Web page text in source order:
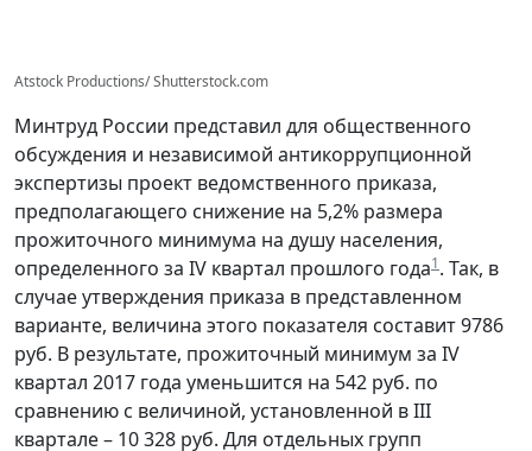
Atstock Productions/ Shutterstock.com
Минтруд России представил для общественного
обсуждения и независимой антикоррупционной
экспертизы проект ведомственного приказа,
предполагающего снижение на 5,2% размера
прожиточного минимума на душу населения,
определенного за IV квартал прошлого года1. Так, в
случае утверждения приказа в представленном
варианте, величина этого показателя составит 9786
руб. В результате, прожиточный минимум за IV
квартал 2017 года уменьшится на 542 руб. по
сравнению с величиной, установленной в III
квартале – 10 328 руб. Для отдельных групп